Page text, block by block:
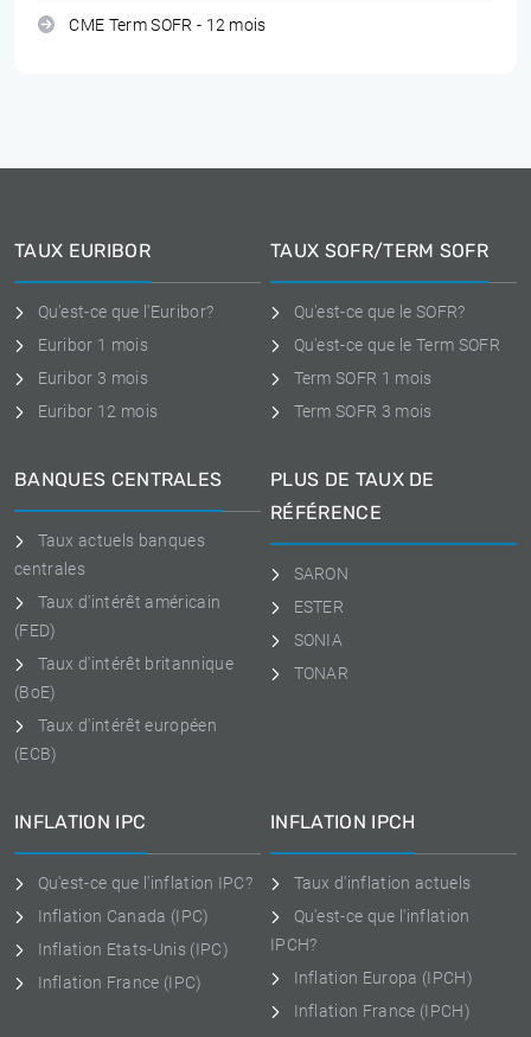
CME Term SOFR - 12 mois
TAUX EURIBOR
Qu'est-ce que l'Euribor?
Euribor 1 mois
Euribor 3 mois
Euribor 12 mois
TAUX SOFR/TERM SOFR
Qu'est-ce que le SOFR?
Qu'est-ce que le Term SOFR
Term SOFR 1 mois
Term SOFR 3 mois
BANQUES CENTRALES
Taux actuels banques
centrales
Taux d'intérêt américain
(FED)
Taux d'intérêt britannique
(BoE)
Taux d'intérêt européen
(ECB)
PLUS DE TAUX DE
RÉFÉRENCE
SARON
ESTER
SONIA
TONAR
INFLATION IPC
Qu'est-ce que l'inflation IPC?
Inflation Canada (IPC)
Inflation Etats-Unis (IPC)
Inflation France (IPC)
INFLATION IPCH
Taux d'inflation actuels
Qu'est-ce que l'inflation
IPCH?
Inflation Europa (IPCH)
Inflation France (IPCH)